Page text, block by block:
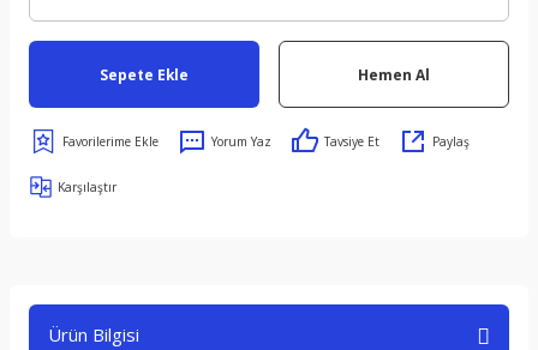
Sepete Ekle Hemen Al
Yorum Yaz Tavsiye Et Paylaş
Karşılaştır
Ürün Bilgisi